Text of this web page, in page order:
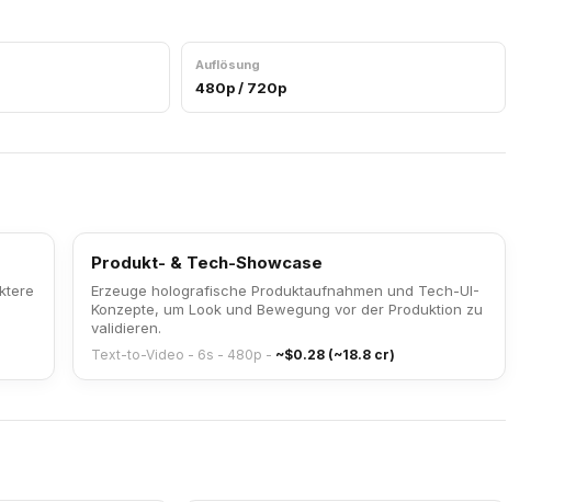
Auflösung
480p / 720p
Produkt- & Tech-Showcase
Erzeuge holografische Produktaufnahmen und Tech-UI-
Konzepte, um Look und Bewegung vor der Produktion zu
validieren.
Text-to-Video - 6s - 480p - ~$0.28 (~18.8 cr)